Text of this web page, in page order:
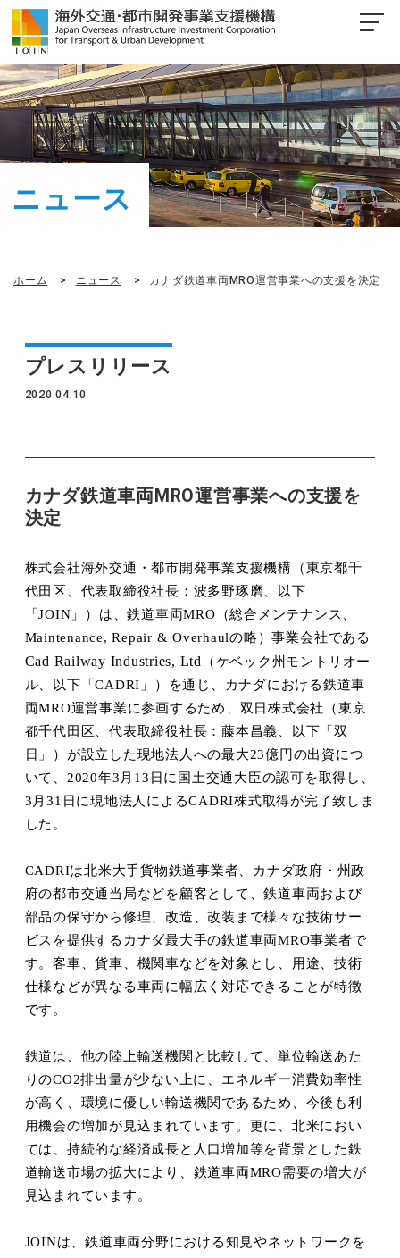
ニュース
ホーム ニュース カナダ鉄道車両MRO運営事業への支援を決定
プレスリリース
2020.04.10
カナダ鉄道車両MRO運営事業への支援を
決定
株式会社海外交通・都市開発事業支援機構（東京都千
代田区、代表取締役社長：波多野琢磨、以下
「JOIN 」）は、鉄道車両MRO （総合メンテナンス、
Maintenance, Repair & Overhaulの略）事業会社である
Cad Railway Industries, Ltd
（ケベック州モントリオー
ル、以下「CADRI 」）を通じ、カナダにおける鉄道車
両MRO運営事業に参画するため、双日株式会社（東京
都千代田区、代表取締役社長：藤本昌義、以下「双
日」） が設立した現地法人への最大23億円の出資につ
いて 、 2020年3月 13 日に国土交通大臣の認可を取得し、
3月31 日に現地法人によるCADRI株式取得が完了致しま
した。
CADRIは北米大手貨物鉄道事業者、カナダ政府・州政
府の都市交通当局などを顧客として、鉄道車両および
部品の保守から修理、改造、改装まで様々な技術サー
ビスを提供するカナダ最大手の鉄道車両MRO事業者で
す。客車、貨車、機関車などを対象とし、用途、技術
仕様などが異なる車両に幅広く対応できることが特徴
です。
鉄道は、他の陸上輸送機関と比較して、単位輸送あた
りのCO2排出量が少ない上に、エネルギー消費効率性
が高く、環境に優しい輸送機関であるため、今後も利
用機会の増加が見込まれています。更に、北米におい
ては、持続的な経済成長と人口増加等を背景とした鉄
道輸送市場の拡大により、鉄道車両MRO需要の増大が
見込まれています。
JOINは、鉄道車両分野における知見やネットワークを